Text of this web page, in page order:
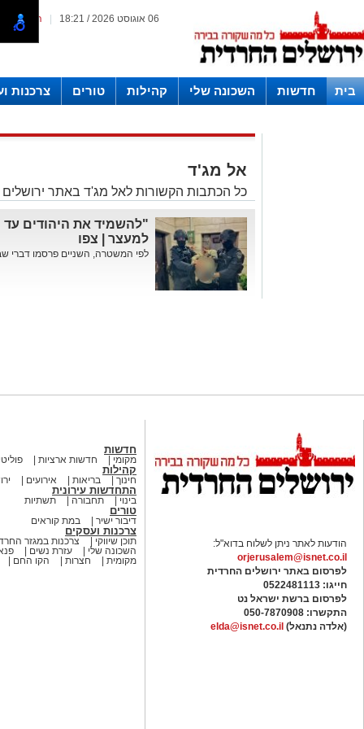
המייל 06 אוגוסט 2026 / 18:21
בית חדשות השכונה שלי קהילות טורים
צרכנות
אל מג'ד
כל הכתבות הקשורות לאל מג'ד באתר
"להשמיד את היהודים
למעצר | צפו
לפי המשטרה, השניים פרסמו דברי שבח לטבח 7
הודעות לאתר ניתן לשלוח בדוא"ל:
orjerusalem@isnet.co.il
לפרסום באתר ירושלים החרדית
חייגו: 0522481113
לפרסום ברשת ישראל נט
התקשרו: 050-7870908
(אלדה נתנאל) elda@isnet.co.il
חדשות
מקומי חדשות ארציות
קהילות
חינוך בריאות אירועים
התחדשות עירונית
בינוי תחבורה תשתיות
טורים
דיבור ישיר במת קוראים
צרכנות ועסקים
תוכן שיווקי
צרכנות במגזר
השכונה שלי
עזרת נשים
מקומית
חצרות הקו החם